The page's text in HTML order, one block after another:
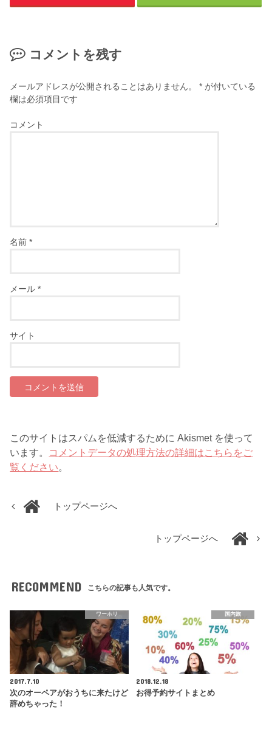
コメントを残す
メールアドレスが公開されることはありません。 * が付いている
欄は必須項目です
コメント
名前*
メール*
サイト
このサイトはスパムを低減するために Akismet を使って
います。 コメントデータの処理方法の詳細はこちらをご
覧ください。
トップページへ
トップページへ
RECOMMEND こちらの記事も人気です。
ワーホリ
2017.7.10
次のオーペアがおうちに来たけど
辞めちゃった！
国内旅
2018.12.18
お得予約サイトまとめ